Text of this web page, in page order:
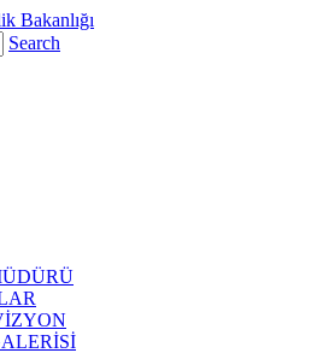
Search